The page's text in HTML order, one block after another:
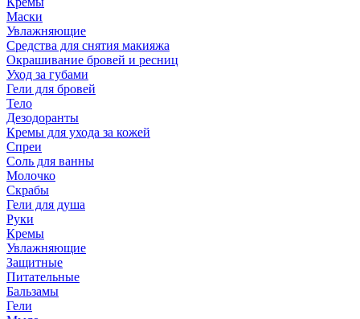
Маски
Увлажняющие
Средства для снятия макияжа
Окрашивание бровей и ресниц
Уход за губами
Гели для бровей
Тело
Дезодоранты
Кремы для ухода за кожей
Спреи
Соль для ванны
Молочко
Скрабы
Гели для душа
Руки
Кремы
Увлажняющие
Защитные
Питательные
Бальзамы
Гели